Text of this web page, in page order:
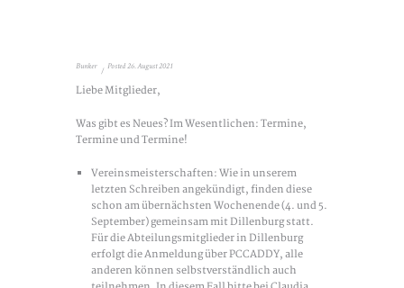
Bunker Posted26. August 2021
Liebe Mitglieder,
Was gibt es Neues? Im Wesentlichen: Termine,
Termine und Termine!
Vereinsmeisterschaften: Wie in unserem
letzten Schreiben angekündigt, finden diese
schon am übernächsten Wochenende (4. und 5.
September) gemeinsam mit Dillenburg statt.
Für die Abteilungsmitglieder in Dillenburg
erfolgt die Anmeldung über PCCADDY, alle
anderen können selbstverständlich auch